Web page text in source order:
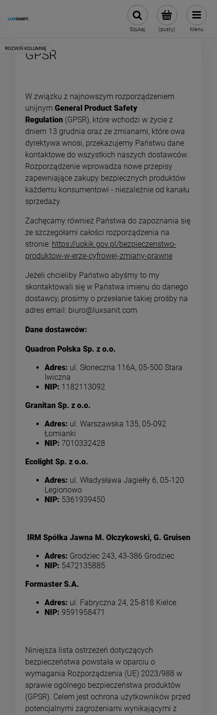
(pusty)
Szukaj Menu
GPSR
W związku z najnowszym rozporządzeniem
unijnym General Product Safety
Regulation (GPSR), które wchodzi w życie z
dniem 13 grudnia oraz ze zmianami, które owa
dyrektywa wnosi, przekazujemy Państwu dane
kontaktowe do wszystkich naszych dostawców.
Rozporządzenie wprowadza nowe przepisy
zapewniające zakupy bezpiecznych produktów
każdemu konsumentowi - niezależnie od kanału
sprzedaży.
Zachęcamy również Państwa do zapoznania się
ze szczegółami całości rozporządzenia na
stronie: https://uokik.gov.pl/bezpieczenstwo-
produktow-w-erze-cyfrowej-zmiany-prawne
Jeżeli chcieliby Państwo abyśmy to my
skontaktowali się w Państwa imienu do danego
dostawcy, prosimy o przesłanie takiej prośby na
adres email: biuro@luxsanit.com
Dane dostawców:
Quadron Polska Sp. z o.o.
Adres: ul. Słoneczna 116A, 05-500 Stara
Iwiczna
NIP: 1182113092
Granitan Sp. z o.o.
Adres: ul. Warszawska 135, 05-092
Łomianki
NIP: 7010332428
Ecolight Sp. z o.o.
Adres: ul. Władysława Jagiełły 6, 05-120
Legionowo
NIP: 5361939450
IRM Spółka Jawna M. Olczykowski, G. Gruisen
Adres: Grodziec 243, 43-386 Grodziec
NIP: 5472135885
Formaster S.A.
Adres: ul. Fabryczna 24, 25-818 Kielce
NIP: 9591958471
Niniejsza lista ostrzeżeń dotyczących
bezpieczeństwa powstała w oparciu o
wymagania Rozporządzenia (UE) 2023/988 w
sprawie ogólnego bezpieczeństwa produktów
(GPSR). Celem jest ochrona użytkowników przed
potencjalnymi zagrożeniami wynikającymi z